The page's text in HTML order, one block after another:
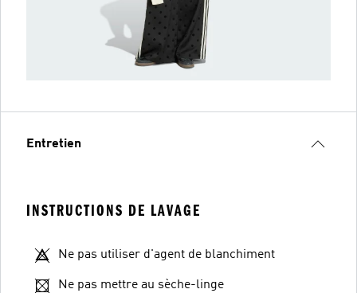
Entretien
INSTRUCTIONS DE LAVAGE
Ne pas utiliser d'agent de blanchiment
Ne pas mettre au sèche-linge